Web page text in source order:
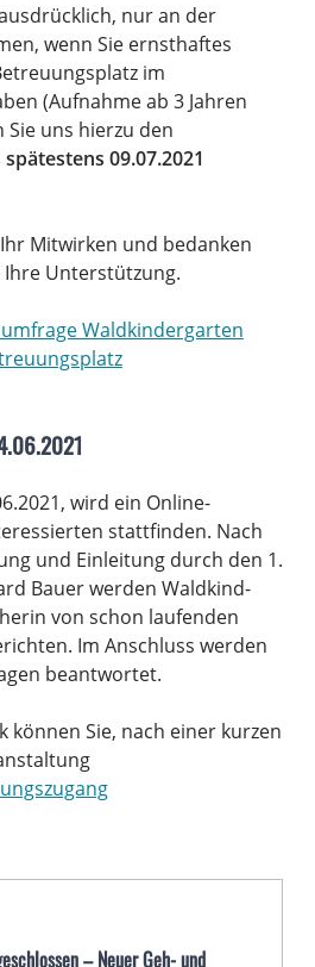
nur an der
wenn Sie ernsthaftes
im
(Aufnahme ab 3 Jahren
Sie uns hierzu den
spätestens 09.07.2021
Mitwirken und bedanken
Unterstützung.
Waldkindergarten
wird ein Online-
stattfinden. Nach
und Einleitung durch den 1.
Bauer werden Waldkind-
von schon laufenden
Im Anschluss werden
beantwortet.
können Sie, nach einer kurzen
– Neuer Geh- und